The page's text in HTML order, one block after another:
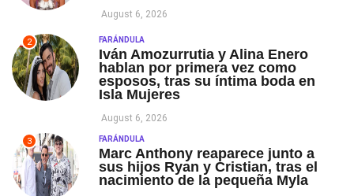
August 6, 2026
2 FARÁNDULA
Iván Amozurrutia y Alina Enero
hablan por primera vez como
esposos, tras su íntima boda en
Isla Mujeres
August 6, 2026
3 FARÁNDULA
Marc Anthony reaparece junto a
sus hijos Ryan y Cristian, tras el
nacimiento de la pequeña Myla